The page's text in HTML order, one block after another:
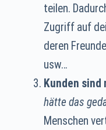
teilen.
Zugriff auf
deren
usw…
Kunden
hätte das
Menschen